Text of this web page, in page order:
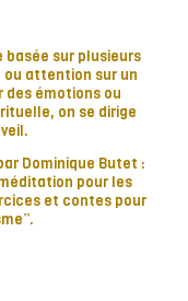
sur plusieurs
attention sur un
des émotions ou
on se dirige
Dominique Butet :
pour les
et contes pour